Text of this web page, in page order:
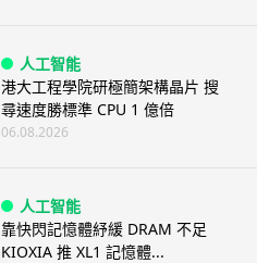
人工智能
港大工程學院研極簡架構晶片 搜
尋速度勝標準 CPU 1 億倍
06.08.2026
人工智能
靠快閃記憶體紓緩 DRAM 不足
KIOXIA 推 XL1 記憶體...